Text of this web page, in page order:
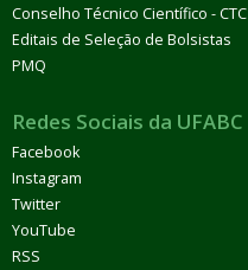
Conselho Técnico Científico - CTC
Editais de Seleção de Bolsistas
PMQ
Redes Sociais da UFABC
Facebook
Instagram
Twitter
YouTube
RSS